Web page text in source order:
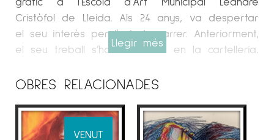
Cristòfol de Lleida. Als 24 anys, va despertar
el seu interès per l’art de carrer. Anteriorment,
el seu treball s’havia centrat en la cartelleria,
productes.
Espai Cavallers Gallery
El juny de 2014 va assistir com espectadora
Llegir més
OBRES RELACIONADES
VENUT